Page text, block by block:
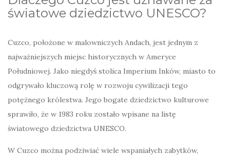
światowe dziedzictwo UNESCO?
Cuzco, położone w malowniczych Andach, jest jednym z
najważniejszych miejsc historycznych w Ameryce
Południowej. Jako niegdyś stolica Imperium Inków, miasto to
odgrywało kluczową rolę w rozwoju cywilizacji tego
potężnego królestwa. Jego bogate dziedzictwo kulturowe
sprawiło, że w 1983 roku zostało wpisane na listę
światowego dziedzictwa UNESCO.
W Cuzco można podziwiać wiele wspaniałych zabytków,